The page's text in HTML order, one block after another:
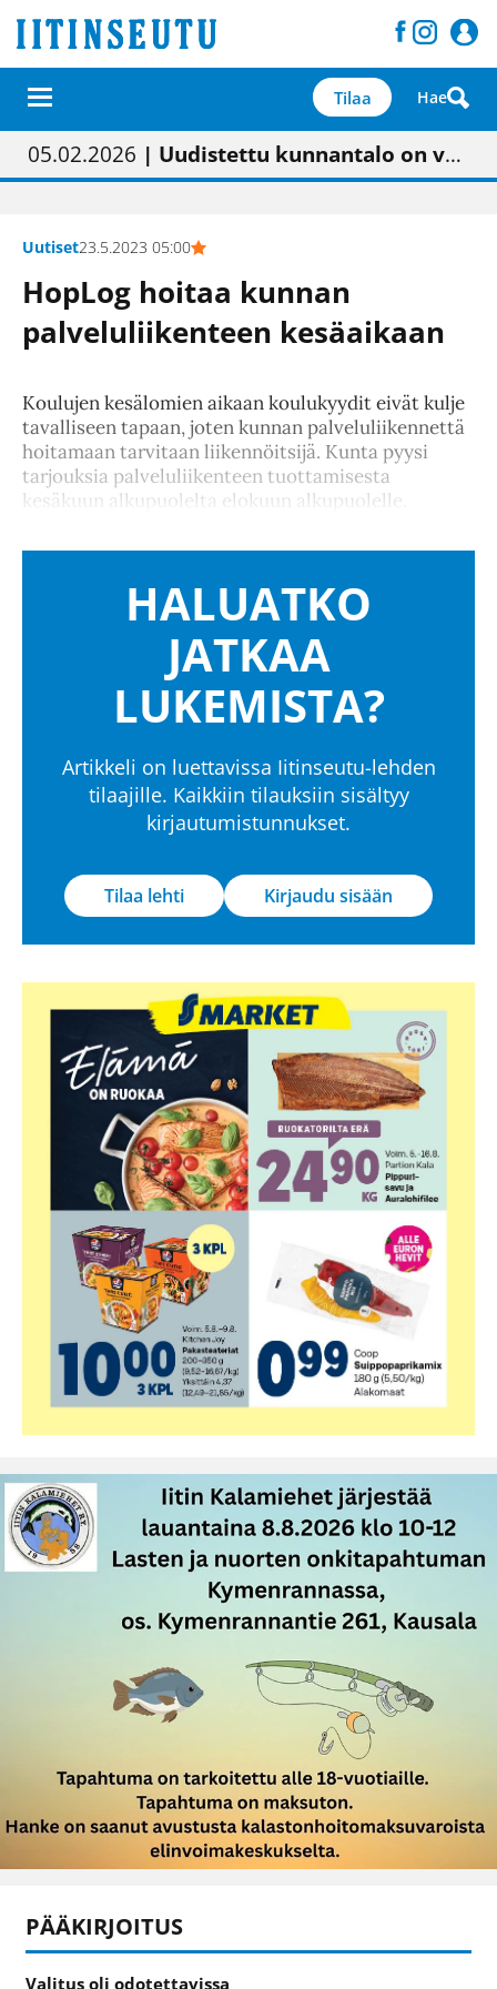
Tilaa Hae
01.02.2026 | Painon vaihtumisen pitäisi näkyä hieman parempana painojäljen laatuna lehdessä
05.02.2026 | Uudistettu kunnantalo on valoisa
23.04.2026 | “Olemme käynnistämässä uudelleen keskustavisiotyön”
09.05.2026| "Maalla on totuttu elämään omavaraisemmin kuin kaupungissa"
Uutiset23.5.2023 05:00
HopLog hoitaa kunnan
palveluliikenteen kesäaikaan
Koulujen kesälomien aikaan koulukyydit eivät kulje
tavalliseen tapaan, joten kunnan palveluliikennettä
hoitamaan tarvitaan liikennöitsijä. Kunta pyysi
tarjouksia palveluliikenteen tuottamisesta
kesäkuun alkupuolelta elokuun alkupuolelle.
HALUATKO
JATKAA
LUKEMISTA?
Artikkeli on luettavissa Iitinseutu-lehden
tilaajille. Kaikkiin tilauksiin sisältyy
kirjautumistunnukset.
Tilaa lehti Kirjaudu sisään
PÄÄKIRJOITUS
Valitus oli odotettavissa